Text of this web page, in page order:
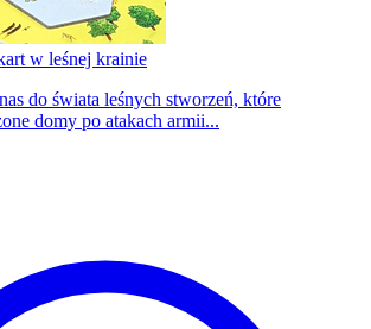
w leśnej krainie
do świata leśnych stworzeń, które
domy po atakach armii...